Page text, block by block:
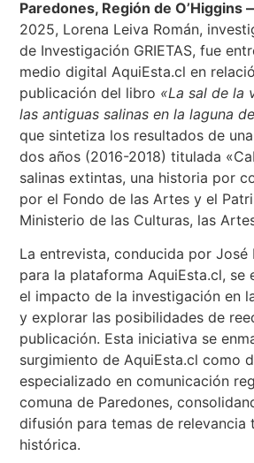
Paredones, Región de O’Higgins
2025, Lorena Leiva Román,
de Investigación GRIETAS, fue
medio digital AquiEsta.cl en
publicación del libro «La sal de la
las antiguas salinas en la laguna
que sintetiza los resultados de
dos años (2016-2018) titulada
salinas extintas, una historia por
por el Fondo de las Artes y el
Ministerio de las Culturas, las
La entrevista, conducida por José
para la plataforma AquiEsta.cl, se
el impacto de la investigación en
y explorar las posibilidades de
publicación. Esta iniciativa se
surgimiento de AquiEsta.cl como
especializado en comunicación
comuna de Paredones,
difusión para temas de relevancia
histórica.